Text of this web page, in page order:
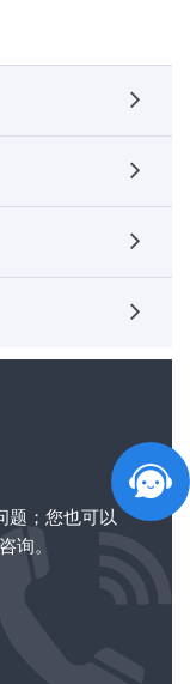
题；您也可以
询。